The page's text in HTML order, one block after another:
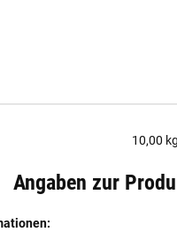
10,00 kg
Angaben zur